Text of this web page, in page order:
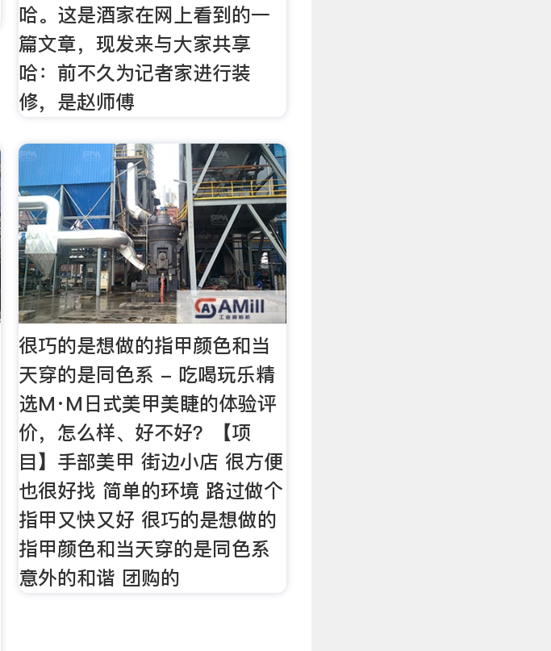
哈。这是酒家在网上看到的一
篇文章，现发来与大家共享
哈：前不久为记者家进行装
修，是赵师傅
很巧的是想做的指甲颜色和当
天穿的是同色系 - 吃喝玩乐精
选M·M日式美甲美睫的体验评
价，怎么样、好不好？【项
目】手部美甲 街边小店 很方便
也很好找 简单的环境 路过做个
指甲又快又好 很巧的是想做的
指甲颜色和当天穿的是同色系
意外的和谐 团购的